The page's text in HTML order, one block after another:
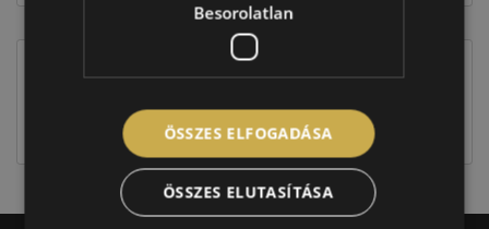
Figyelem a feltüntetett címke adatok tájékoztató
címkével ellátott abroncs kerül kiszállításra.
Besorolatlan
ÖSSZES ELFOGADÁSA
ÖSSZES ELUTASÍTÁSA